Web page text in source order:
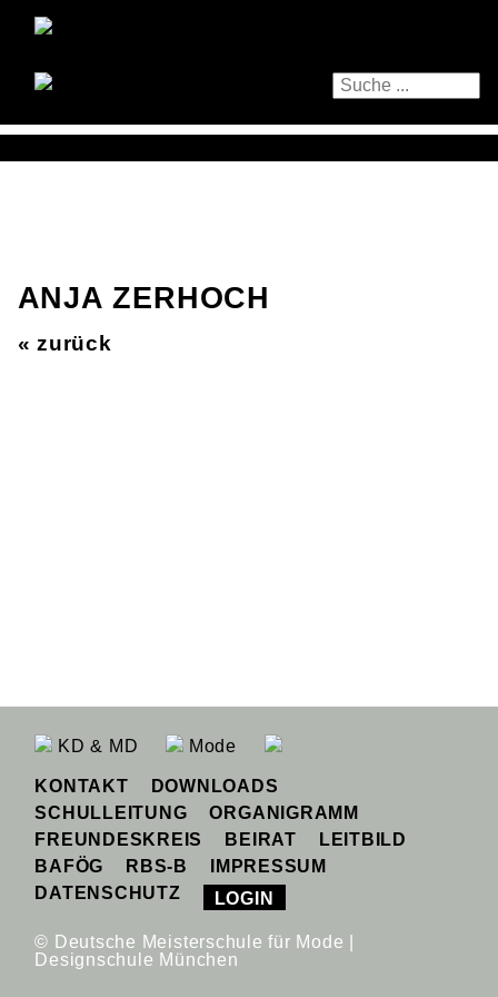
ANJA ZERHOCH
« zurück
KD & MD Mode
KONTAKT
DOWNLOADS
SCHULLEITUNG
ORGANIGRAMM
FREUNDESKREIS
BEIRAT
LEITBILD
BAFÖG
RBS-B
IMPRESSUM
DATENSCHUTZ
LOGIN
© Deutsche Meisterschule für Mode |
Designschule München